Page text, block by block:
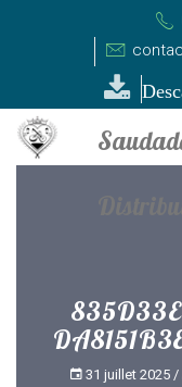
31 juillet 2025